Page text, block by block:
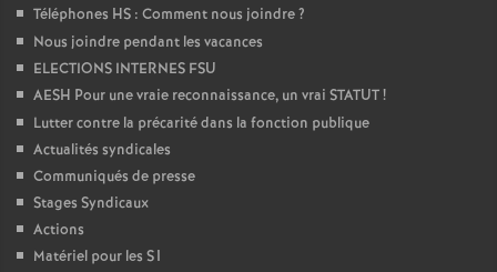
Téléphones HS : Comment nous joindre?
Nous joindre pendant les vacances
ELECTIONS INTERNES FSU
AESH Pour une vraie reconnaissance, un vrai STATUT!
Lutter contre la précarité dans la fonction publique
Actualités syndicales
Communiqués de presse
Stages Syndicaux
Actions
Matériel pour les S1